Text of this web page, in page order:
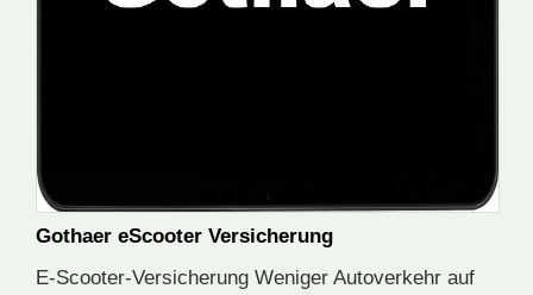
Gothaer eScooter Versicherung
E-Scooter-Versicherung Weniger Autoverkehr auf